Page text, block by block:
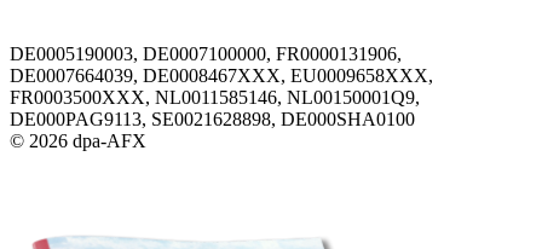
DE0005190003, DE0007100000, FR0000131906,
DE0007664039, DE0008467XXX, EU0009658XXX,
FR0003500XXX, NL0011585146, NL00150001Q9,
DE000PAG9113, SE0021628898, DE000SHA0100
© 2026 dpa-AFX